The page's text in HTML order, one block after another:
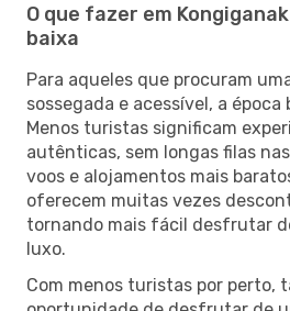
O que fazer em
baixa
Para aqueles que procuram
sossegada e acessível, a
Menos turistas significam
autênticas, sem longas filas
voos e alojamentos mais
oferecem muitas vezes
tornando mais fácil desfrutar
luxo.
Com menos turistas por perto,